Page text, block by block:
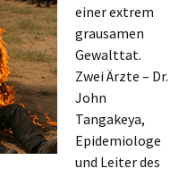
einer extrem
grausamen
Gewalttat.
Zwei Ärzte – Dr.
John
Tangakeya,
Epidemiologe
und Leiter des